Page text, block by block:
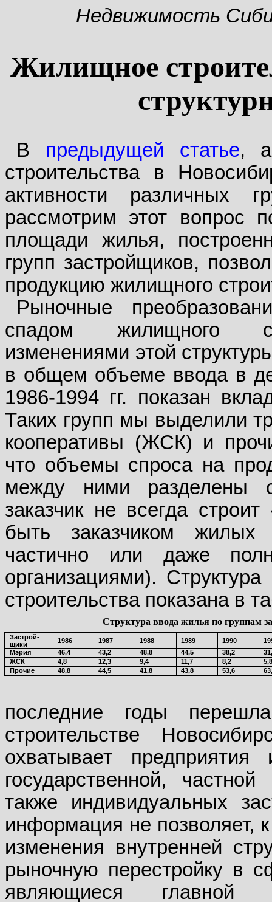
Недвижимость
Жилищное
В предыдущей статье,
строительства в
активности различных
рассмотрим этот вопрос
площади жилья,
групп застройщиков,
продукцию жилищного
Рыночные
спадом жилищного
изменениями этой
в общем объеме ввода в
1986-1994 гг. показан
Таких групп мы выделили
кооперативы (ЖСК) и
что объемы спроса на
между ними разделены
заказчик не всегда
быть заказчиком жилых
частично или даже
организациями).
строительства показана в
Структура ввода жилья по группам
Застрой-
щики
1986 1987 1988 1989 1990
Мэрия
46,4 43,2 48,8 44,5 38,2
ЖСК
4,8 12,3 9,4 11,7 8,2
Прочие
48,8 44,5 41,8 43,8 53,6
последние годы
строительстве
охватывает
государственной,
также индивидуальных
информация не позволяет,
изменения внутренней
рыночную перестройку в
являющиеся главной